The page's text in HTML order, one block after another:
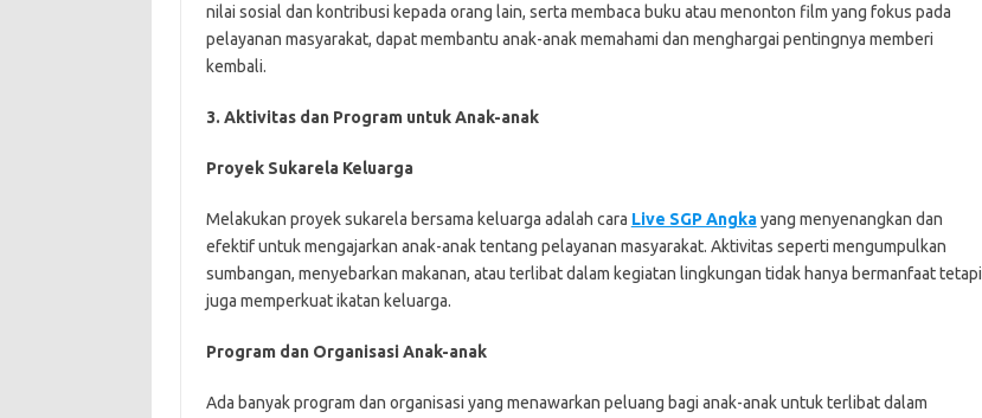
nilai sosial dan kontribusi kepada orang lain, serta membaca buku atau menonton film yang fokus pada
pelayanan masyarakat, dapat membantu anak-anak memahami dan menghargai pentingnya memberi
kembali.
3. Aktivitas dan Program untuk Anak-anak
Proyek Sukarela Keluarga
Melakukan proyek sukarela bersama keluarga adalah cara Live SGP Angkayang menyenangkan dan
efektif untuk mengajarkan anak-anak tentang pelayanan masyarakat. Aktivitas seperti mengumpulkan
sumbangan, menyebarkan makanan, atau terlibat dalam kegiatan lingkungan tidak hanya bermanfaat tetapi
juga memperkuat ikatan keluarga.
Program dan Organisasi Anak-anak
Ada banyak program dan organisasi yang menawarkan peluang bagi anak-anak untuk terlibat dalam